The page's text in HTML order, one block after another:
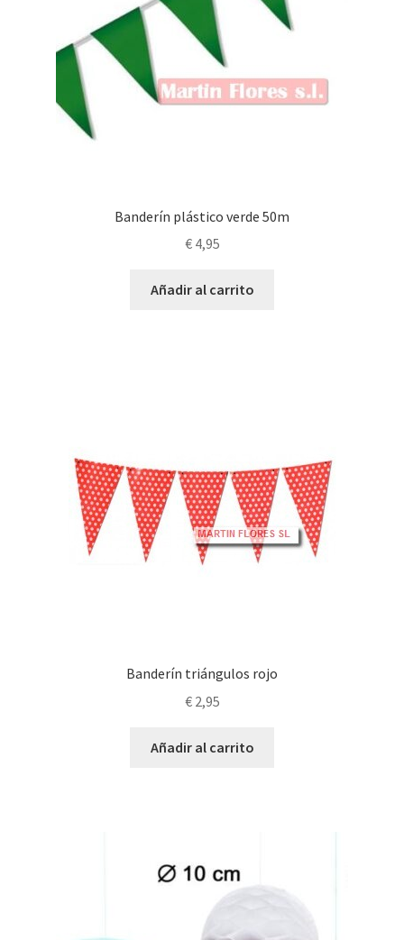
Banderín plástico verde 50m
€4,95
Añadir al carrito
Banderín triángulos rojo
€2,95
Añadir al carrito